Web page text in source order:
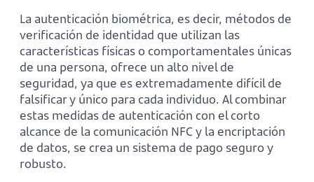
La autenticación biométrica, es decir, métodos de
verificación de identidad que utilizan las
características físicas o comportamentales únicas
de una persona, ofrece un alto nivel de
seguridad, ya que es extremadamente difícil de
falsificar y único para cada individuo. Al combinar
estas medidas de autenticación con el corto
alcance de la comunicación NFC y la encriptación
de datos, se crea un sistema de pago seguro y
robusto.